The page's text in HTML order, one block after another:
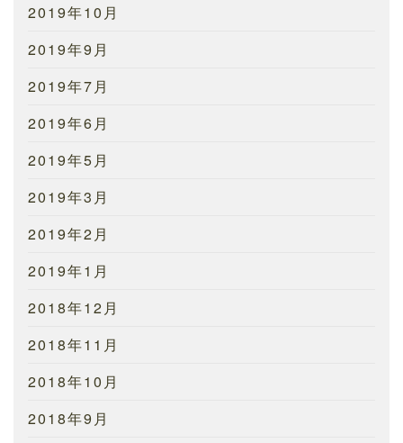
2019年10月
2019年9月
2019年7月
2019年6月
2019年5月
2019年3月
2019年2月
2019年1月
2018年12月
2018年11月
2018年10月
2018年9月